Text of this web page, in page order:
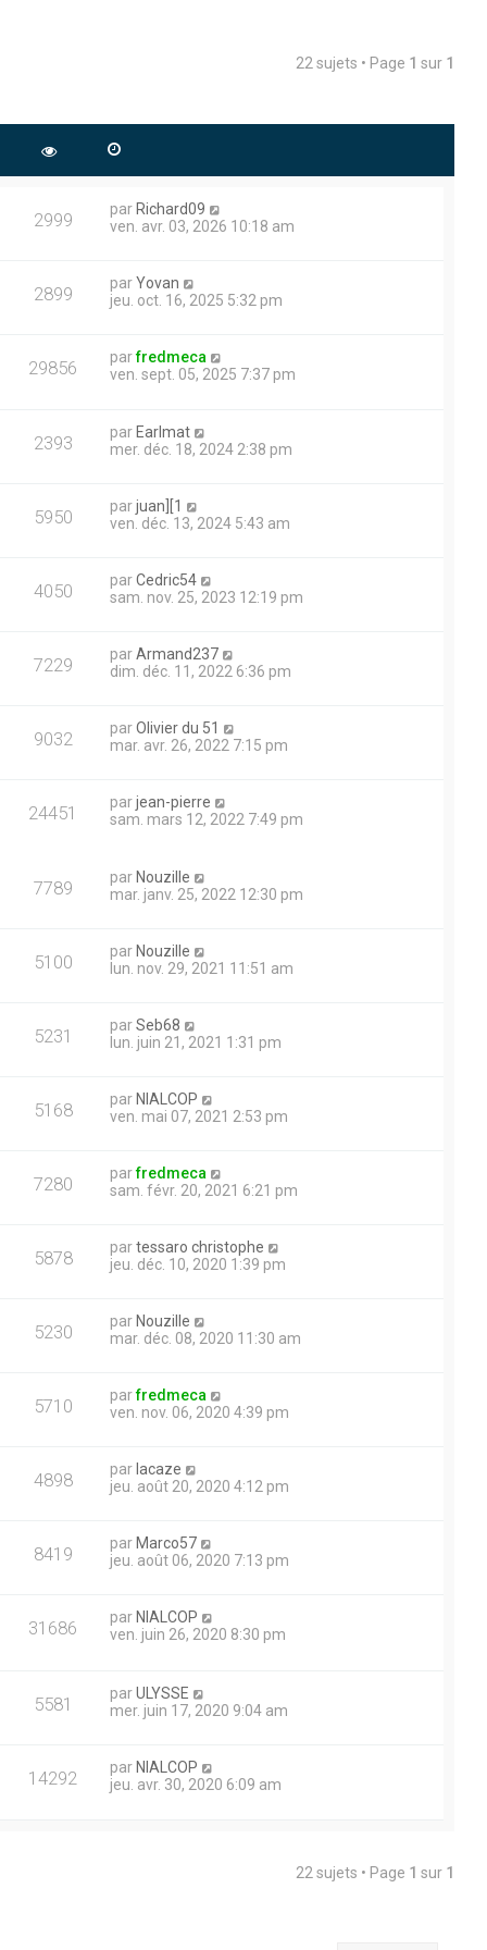
22 sujets • Page 1 sur 1
2999 par Richard09
ven. avr. 03, 2026 10:18 am
2899 parYovan
jeu. oct. 16, 2025 5:32 pm
29856 parfredmeca
ven. sept. 05, 2025 7:37 pm
2393 par Earlmat
mer. déc. 18, 2024 2:38 pm
5950 parjuan][1
ven. déc. 13, 2024 5:43 am
4050 parCedric54
sam. nov. 25, 2023 12:19 pm
7229 parArmand237
dim. déc. 11, 2022 6:36 pm
9032 parOlivier du 51
mar. avr. 26, 2022 7:15 pm
24451 parjean-pierre
sam. mars 12, 2022 7:49 pm
7789 par Nouzille
mar. janv. 25, 2022 12:30 pm
5100 par Nouzille
lun. nov. 29, 2021 11:51 am
5231 parSeb68
lun. juin 21, 2021 1:31 pm
5168 par NIALCOP
ven. mai 07, 2021 2:53 pm
7280 parfredmeca
sam. févr. 20, 2021 6:21 pm
5878 partessaro christophe
jeu. déc. 10, 2020 1:39 pm
5230 par Nouzille
mar. déc. 08, 2020 11:30 am
5710 parfredmeca
ven. nov. 06, 2020 4:39 pm
4898 par lacaze
jeu. août 20, 2020 4:12 pm
8419 par Marco57
jeu. août 06, 2020 7:13 pm
31686 par NIALCOP
ven. juin 26, 2020 8:30 pm
5581 parULYSSE
mer. juin 17, 2020 9:04 am
14292 parNIALCOP
jeu. avr. 30, 2020 6:09 am
22 sujets • Page 1 sur 1